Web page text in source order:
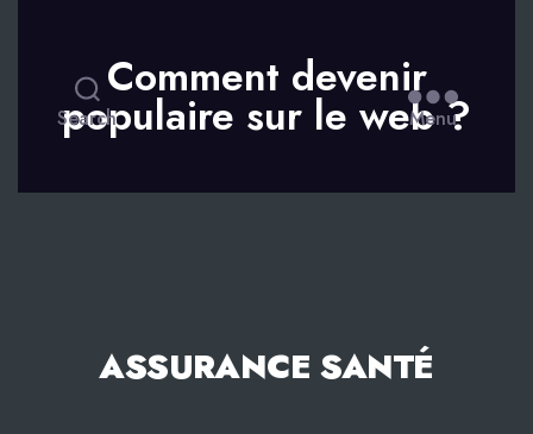
Search
Comment devenir
populaire sur le web ?
Menu
ASSURANCE SANTÉ